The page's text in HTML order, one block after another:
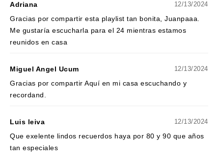
Adriana 12/13/2024
Gracias por compartir esta playlist tan bonita, Juanpaaa.
Me gustaría escucharla para el 24 mientras estamos
reunidos en casa
Miguel Angel Ucum 12/13/2024
Gracias por compartir Aquí en mi casa escuchando y
recordand.
Luis leiva 12/13/2024
Que exelente lindos recuerdos haya por 80 y 90 que años
tan especiales